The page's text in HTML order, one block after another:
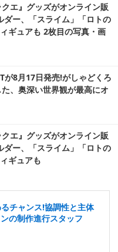
エ』グッズがオンライン販
ダー、「スライム」「ロトの
ギュアも 2枚目の写真・画
が8月17日発売!がしゃどくろ
、奥深い世界観が最高にオ
エ』グッズがオンライン販
ダー、「スライム」「ロトの
ギュアも
チャンス!協調性と主体
の制作進行スタッフ